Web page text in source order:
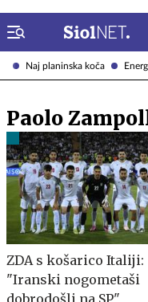
Naj planinska koča
Paolo
ZDA s košarico Italiji:
"Iranski nogometaši
dobrodošli na SP"